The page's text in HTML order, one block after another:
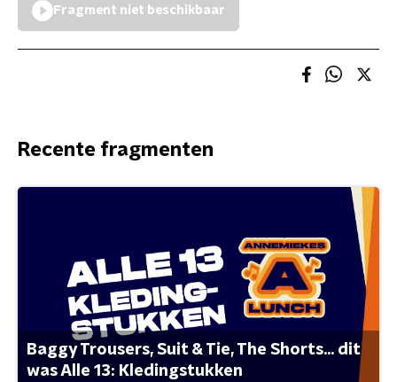
Fragment niet beschikbaar
Recente fragmenten
Baggy Trousers, Suit & Tie, The Shorts... dit
was Alle 13: Kledingstukken